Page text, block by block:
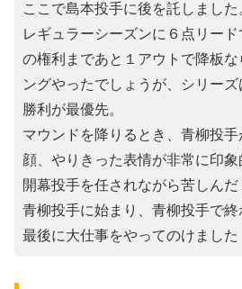
ここで島本投手に後を託しました
レギュラーシーズンに６点リー
の権利まであと１アウトで降板な
ングやったでしょうが、シリー
勝利が最優先。
マウンドを降りるとき、青柳投
顔、やりきった表情が非常に印象
開幕投手を任されながら苦しんだ
青柳投手に始まり、青柳投手で終
最後に大仕事をやってのけました